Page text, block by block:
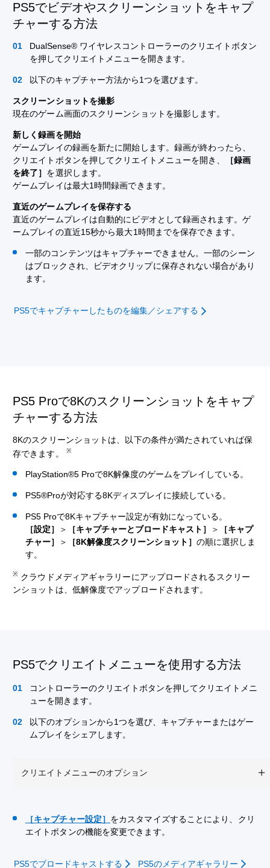
PS5でビデオやスクリーンショットをキャプ
チャーする方法
DualSense® ワイヤレスコントローラーのクリエイトボタン
を押してクリエイトメニューを開きます。
以下のキャプチャー方法から1つを選びます。
スクリーンショットを撮影
現在のゲーム画面のスクリーンショットを撮影します。
新しく録画を開始
ゲームプレイの録画を新たに開始します。録画が終わったら、
クリエイトボタンを押してクリエイトメニューを開き、
［録画
を終了］ を選択します。
ゲームプレイは最大1時間録画できます。
直近のゲームプレイを保存する
直近のゲームプレイは自動的にビデオとして録画されます。ゲ
ームプレイの直近15秒から最大1時間までを保存できます。
一部のコンテンツはキャプチャーできません。一部のシーン
はブロックされ、ビデオクリップに保存されない場合があり
ます。
PS5でキャプチャーしたものを編集／シェアする
PS5 Proで8Kのスクリーンショットをキャプ
チャーする方法
8Kのスクリーンショットは、以下の条件が満たされていれば保
存できます。
※
PlayStation®5 Proで8K解像度のゲームをプレイしている。
PS5®Proが対応する8Kディスプレイに接続している。
PS5 Proで8Kキャプチャー設定が有効になっている。
［設定］
＞ ［キャプチャーとブロードキャスト］ ＞
［キャプ
チャー］
＞ ［8K解像度スクリーンショット］ の順に選択しま
す。
※ クラウドメディアギャラリーにアップロードされるスクリー
ンショットは、低解像度でアップロードされます。
PS5でクリエイトメニューを使用する方法
コントローラーのクリエイトボタンを押してクリエイトメニ
ューを開きます。
以下のオプションから1つを選び、キャプチャーまたはゲー
ムプレイをシェアします。
クリエイトメニューのオプション
［キャプチャー設定］ をカスタマイズすることにより、クリ
エイトボタンの機能を変更できます。
PS5でブロードキャストする PS5のメディアギャラリー